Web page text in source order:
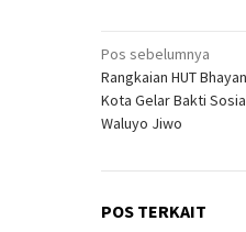
Navigasi
pos
Pos sebelumnya
Rangkaian HUT
Kota Gelar Bakti
Waluyo Jiwo
POS TERKAIT